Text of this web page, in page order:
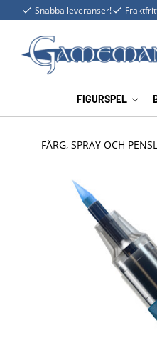
Snabba leveranser!
FIGURSPEL
FÄRG, SPRAY OCH